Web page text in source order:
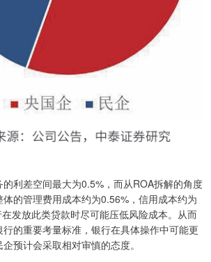
利差空间最大为0.5%，而从ROA拆解的角度
的管理费用成本约为0.56%，信用成本约为
发放此类贷款时尽可能压低风险成本。从而
的重要考量标准，银行在具体操作中可能更
预计会采取相对审慎的态度。